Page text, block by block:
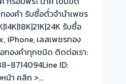
องคำ รับซื้อตั๋วจำนำเพชร
รับซื้อ
iPhone, เลสเพชรทอง
ทองคำทุกชนิด ติดต่อเรา:
8714094Line ID:
หน้า คลิก >…